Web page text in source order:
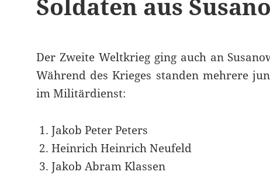
Soldaten aus
Der Zweite Weltkrieg ging auch an
Während des Krieges standen mehrere
im Militärdienst:
Jakob Peter Peters
Heinrich Heinrich Neufeld
Jakob Abram Klassen